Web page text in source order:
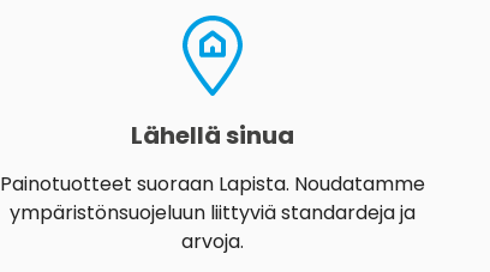
Lähellä sinua
Painotuotteet suoraan Lapista. Noudatamme
ympäristönsuojeluun liittyviä standardeja ja
arvoja.